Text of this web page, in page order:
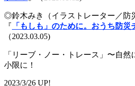
◎鈴木みき（イラストレーター／防
『 「もしも」のために。おうち防災
（2023.03.05)
「リーブ・ノー・トレース」〜自
小限に！
2023/3/26 UP!